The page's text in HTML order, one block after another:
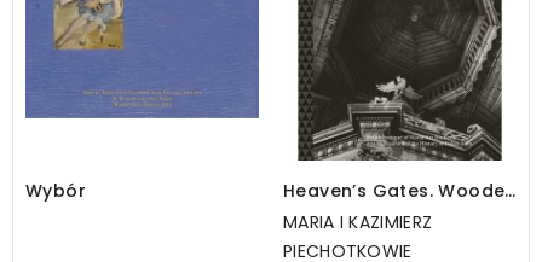
Wybór
Heaven’s Gates. Wooden
synagogues in the
territories of the former
Polish-Lithuanian
MARIA I KAZIMIERZ
PIECHOTKOWIE